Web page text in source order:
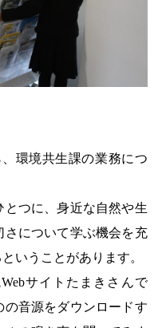
環境共生課の業務につ
つに、身近な自然や生
さについて学ぶ機会を充
いうことがあります。
サイトたまきさんで
音源をダウンロードす